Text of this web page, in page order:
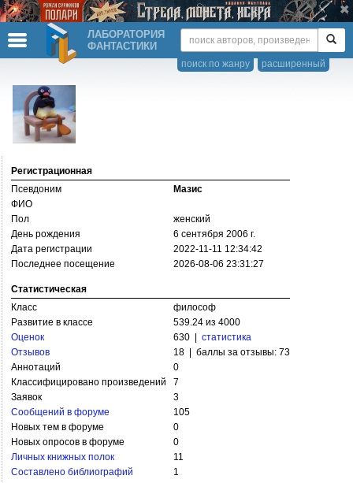
ЛАБОРАТОРИЯ
ФАНТАСТИКИ
расширенный
поиск по жанру
Регистрационная
Псевдоним
Мазис
ФИО
Пол
женский
День рождения
6 сентября 2006 г.
Дата регистрации
2022-11-11 12:34:42
Последнее посещение
2026-08-06 23:31:27
Статистическая
Класс
философ
Развитие в классе
539.24 из 4000
Оценок
630 | статистика
Отзывов
18 | баллы за отзывы: 73
Аннотаций
0
Классифицировано произведений
7
Заявок
3
Сообщений в форуме
105
Новых тем в форуме
0
Новых опросов в форуме
0
Личных книжных полок
11
Составлено библиографий
1